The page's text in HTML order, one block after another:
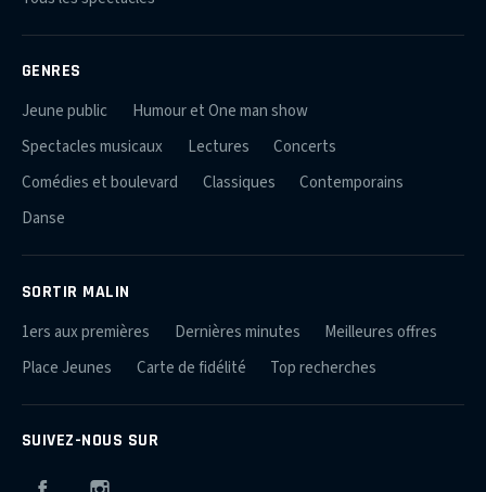
GENRES
Jeune public
Humour et One man show
Spectacles musicaux
Lectures
Concerts
Comédies et boulevard
Classiques
Contemporains
Danse
SORTIR MALIN
1ers aux premières Dernières minutes
Meilleures offres
Place Jeunes
Carte de fidélité Top recherches
SUIVEZ-NOUS SUR
Facebook